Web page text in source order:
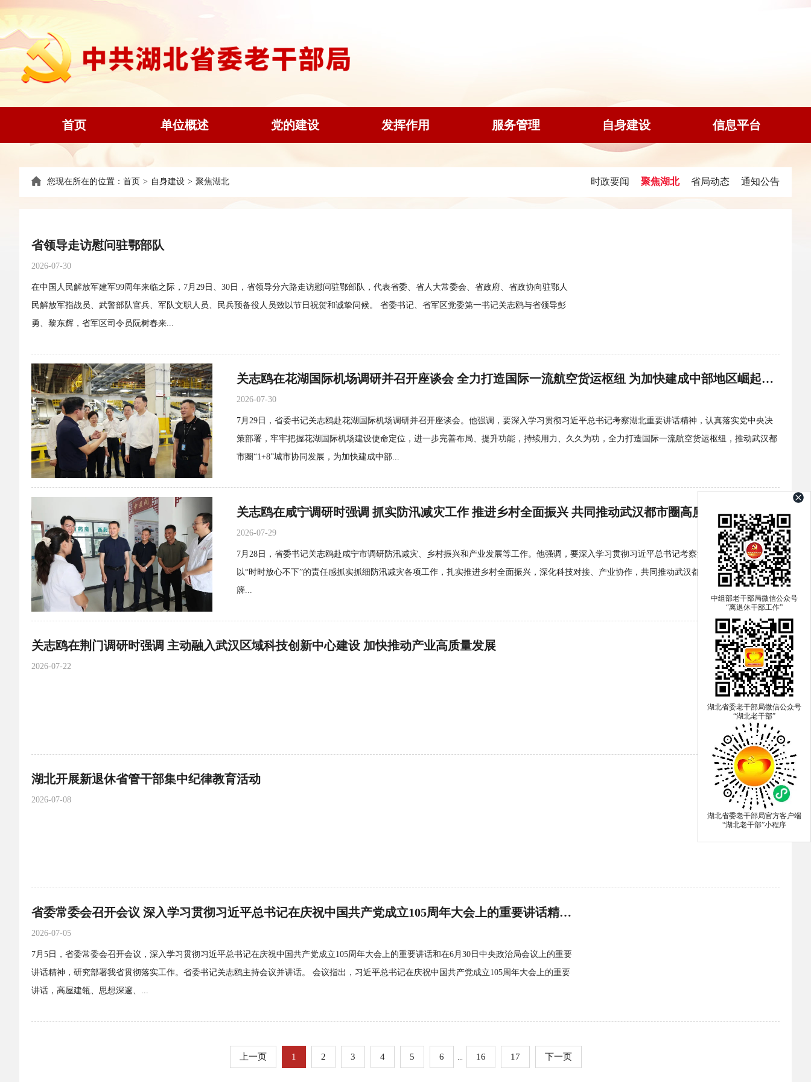
首页 单位概述 党的建设 发挥作用 服务管理 自身建设 信息平台
您现在所在的位置： 首页 > 自身建设 > 聚焦湖北 时政要闻 聚焦湖北 省局动态 通知公告
省领导走访慰问驻鄂部队
2026-07-30
在中国人民解放军建军99周年来临之际，7月29日、30日，省领导分六路走访慰问驻鄂部队，代表省委、省人大常委会、省政府、省政协向驻鄂人
民解放军指战员、武警部队官兵、军队文职人员、民兵预备役人员致以节日祝贺和诚挚问候。 省委书记、省军区党委第一书记关志鸥与省领导彭
勇、黎东辉，省军区司令员阮树春来...
关志鸥在花湖国际机场调研并召开座谈会 全力打造国际一流航空货运枢纽 为加快建成中部地区崛起重要战略支...
2026-07-30
7月29日，省委书记关志鸥赴花湖国际机场调研并召开座谈会。他强调，要深入学习贯彻习近平总书记考察湖北重要讲话精神，认真落实党中央决
策部署，牢牢把握花湖国际机场建设使命定位，进一步完善布局、提升功能，持续用力、久久为功，全力打造国际一流航空货运枢纽，推动武汉都
市圈“1+8”城市协同发展，为加快建成中部...
关志鸥在咸宁调研时强调 抓实防汛减灾工作 推进乡村全面振兴 共同推动武汉都市圈高质量发展
2026-07-29
7月28日，省委书记关志鸥赴咸宁市调研防汛减灾、乡村振兴和产业发展等工作。他强调，要深入学习贯彻习近平总书记考察湖北重要讲话精神，
以“时时放心不下”的责任感抓实抓细防汛减灾各项工作，扎实推进乡村全面振兴，深化科技对接、产业协作，共同推动武汉都市圈高质量发展。
簰...
关志鸥在荆门调研时强调 主动融入武汉区域科技创新中心建设 加快推动产业高质量发展
2026-07-22
湖北开展新退休省管干部集中纪律教育活动
2026-07-08
省委常委会召开会议 深入学习贯彻习近平总书记在庆祝中国共产党成立105周年大会上的重要讲话精神 关志...
2026-07-05
7月5日，省委常委会召开会议，深入学习贯彻习近平总书记在庆祝中国共产党成立105周年大会上的重要讲话和在6月30日中央政治局会议上的重要
讲话精神，研究部署我省贯彻落实工作。省委书记关志鸥主持会议并讲话。 会议指出，习近平总书记在庆祝中国共产党成立105周年大会上的重要
讲话，高屋建瓴、思想深邃、...
上一页 1 2 3 4 5 6 ... 16 17 下一页
中组部老干部局微信公众号
“离退休干部工作”
湖北省委老干部局微信公众号
“湖北老干部”
湖北省委老干部局官方客户端
“湖北老干部”小程序